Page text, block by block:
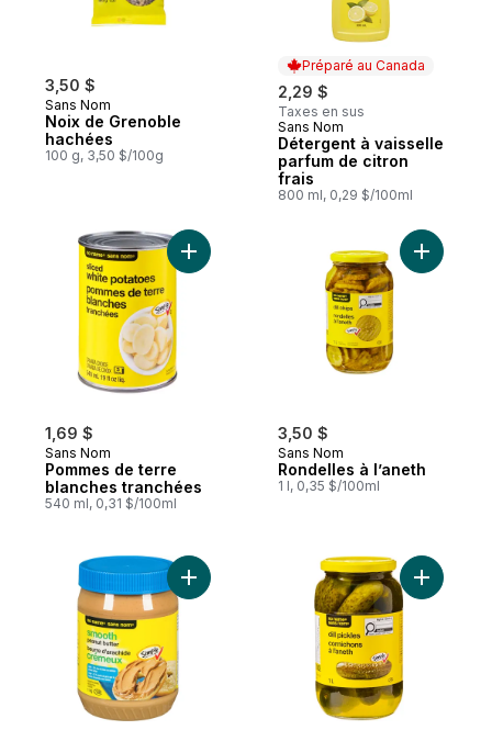
3,50 $
Sans Nom
Noix de Grenoble
hachées
100 g, 3,50 $/100g
Préparé au Canada
2,29 $
Taxes en sus
Préparé au Canada
Sans Nom
Détergent à vaisselle
parfum de citron
frais
800 ml, 0,29 $/100ml
1,69 $
Sans Nom
Pommes de terre
blanches tranchées
540 ml, 0,31 $/100ml
Ajouter Pommes de terre blanches
3,50 $
Sans Nom
Rondelles à l’aneth
1 l, 0,35 $/100ml
Ajouter
Ajouter Beurre d'arachide léger crémeux
Ajouter